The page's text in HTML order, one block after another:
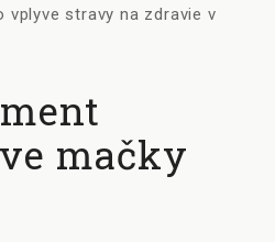
vplyve stravy na zdravie v
mačky